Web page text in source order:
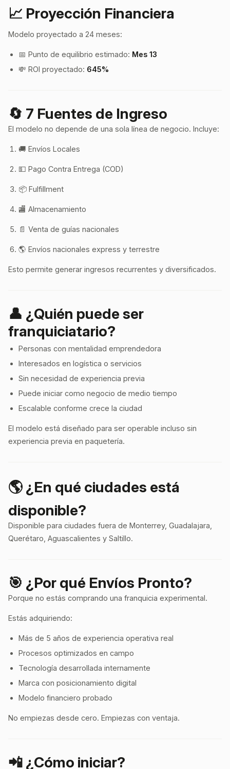
📈 Proyección Financiera
Modelo proyectado a 24 meses:
📅 Punto de equilibrio estimado: Mes 13
💸 ROI proyectado: 645%
🔄 7 Fuentes de Ingreso
El modelo no depende de una sola línea de negocio. Incluye:
🚚 Envíos Locales
💵 Pago Contra Entrega (COD)
📦 Fulfillment
🏬 Almacenamiento
📄 Venta de guías nacionales
🌎 Envíos nacionales express y terrestre
Esto permite generar ingresos recurrentes y diversificados.
👤 ¿Quién puede ser
franquiciatario?
Personas con mentalidad emprendedora
Interesados en logística o servicios
Sin necesidad de experiencia previa
Puede iniciar como negocio de medio tiempo
Escalable conforme crece la ciudad
El modelo está diseñado para ser operable incluso sin
experiencia previa en paquetería.
🌎 ¿En qué ciudades está
disponible?
Disponible para ciudades fuera de Monterrey, Guadalajara,
Querétaro, Aguascalientes y Saltillo.
🎯 ¿Por qué Envíos Pronto?
Porque no estás comprando una franquicia experimental.
Estás adquiriendo:
Más de 5 años de experiencia operativa real
Procesos optimizados en campo
Tecnología desarrollada internamente
Marca con posicionamiento digital
Modelo financiero probado
No empiezas desde cero. Empiezas con ventaja.
📲 ¿Cómo iniciar?